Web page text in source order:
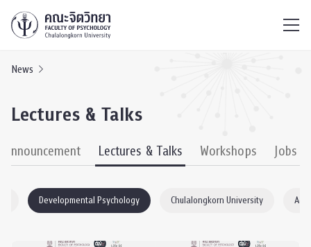
News
Lectures & Talks
Lectures & Talks Workshops Jobs
Developmental Psychology Chulalongkorn University